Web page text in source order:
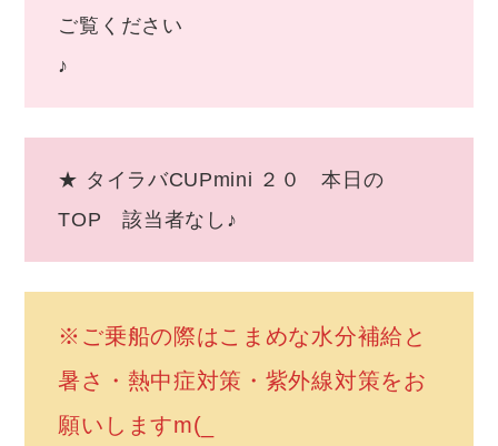
ご覧ください
♪
★ タイラバCUPmini ２０ 本日の
TOP 該当者なし♪
※ご乗船の際はこまめな水分補給と
暑さ・熱中症対策・紫外線対策をお
願いしますm(_